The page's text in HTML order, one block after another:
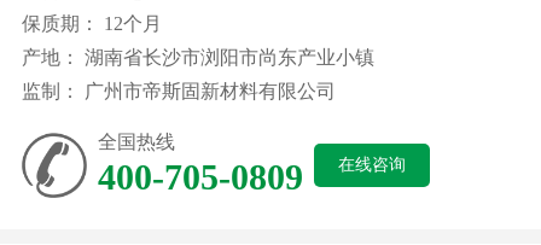
保质期：
12个月
产地：
湖南省长沙市浏阳市尚东产业小镇
监制：
广州市帝斯固新材料有限公司
全国热线
400-705-0809 在线咨询